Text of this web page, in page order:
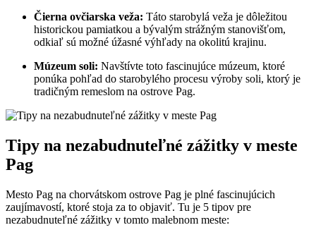
Čierna ovčiarska veža: Táto starobylá veža je dôležitou
historickou pamiatkou a bývalým strážným stanovišťom,
odkiaľ sú možné úžasné výhľady na okolitú krajinu.
Múzeum soli: Navštívte toto fascinujúce múzeum, ktoré
ponúka pohľad do starobylého procesu výroby soli, ktorý je
tradičným remeslom na ostrove Pag.
Tipy na nezabudnuteľné zážitky v meste
Pag
Mesto Pag na chorvátskom ostrove Pag je plné fascinujúcich
zaujímavostí, ktoré stoja za to objaviť. Tu je 5 tipov pre
nezabudnuteľné zážitky v tomto malebnom meste: